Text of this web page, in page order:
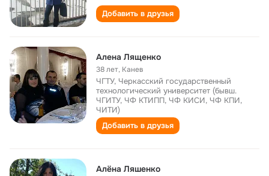
Добавить в друзья
Алена Лященко
38 лет, Канев
ЧГТУ, Черкасский государственный
технологический университет (бывш.
ЧГИТУ, ЧФ КТИПП, ЧФ КИСИ, ЧФ КПИ,
ЧИТИ)
Добавить в друзья
Алёна Ляшенко